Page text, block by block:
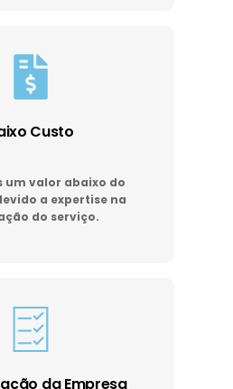
Custo
um valor abaixo do
a expertise na
do serviço.
da Empresa